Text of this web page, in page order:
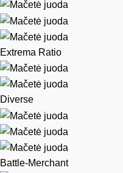
Extrema Ratio
Diverse
Battle-Merchant